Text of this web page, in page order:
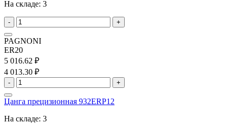
На складе: 3
- +
PAGNONI
ER20
5 016.62 ₽
4 013.30 ₽
- +
Цанга прецизионная 932ERP12
На складе: 3